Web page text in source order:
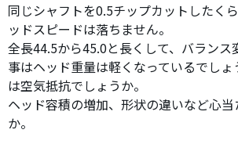
同じシャフトを0.5チップカットしたく
ッドスピードは落ちません。
全長44.5から45.0と長くして、バランス
事はヘッド重量は軽くなっているでし
は空気抵抗でしょうか。
ヘッド容積の増加、形状の違いなど心
か。